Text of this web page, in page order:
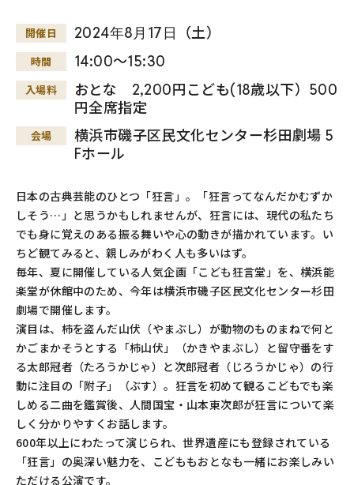
開催日 2024年8月 17日 （土）
時間 14:00～15:30
入場料
おとな 2,200円こども(18歳以下）500
円全席指定
会場
横浜市磯子区民文化センター杉田劇場 5
Fホール
日本の古典芸能のひとつ「狂言」。「狂言ってなんだかむずか
しそう…」と思うかもしれませんが、狂言には、現代の私たち
でも身に覚えのある振る舞いや心の動きが描かれています。い
ちど観てみると、親しみがわく人も多いはず。
毎年、夏に開催している人気企画「こども狂言堂」を、横浜能
楽堂が休館中のため、今年は横浜市磯子区民文化センター杉田
劇場で開催します。
演目は、柿を盗んだ山伏（やまぶし）が動物のものまねで何と
かごまかそうとする「柿山伏」（かきやまぶし）と留守番をす
る太郎冠者（たろうかじゃ）と次郎冠者（じろうかじゃ）の行
動に注目の「附子」（ぶす）。狂言を初めて観るこどもでも楽
しめる二曲を鑑賞後、人間国宝・山本東次郎が狂言について楽
しく分かりやすくお話します。
600年以上にわたって演じられ、世界遺産にも登録されている
「狂言」の奥深い魅力を、こどももおとなも一緒にお楽しみい
ただける公演です。